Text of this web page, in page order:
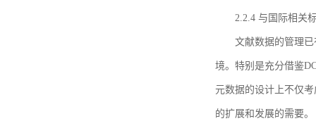
2.2.4 与国际相关
文献数据的管理
境。特别是充分借鉴
元数据的设计上不仅
的扩展和发展的需要。